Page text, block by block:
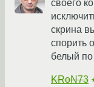
своего
скрина
спорить
белый
KRoN73